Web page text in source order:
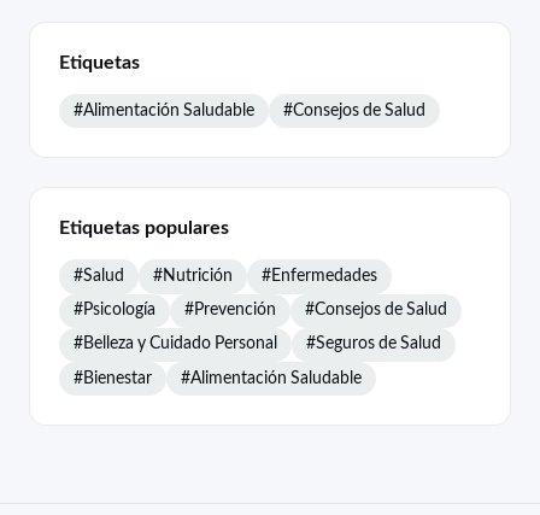
Etiquetas
#Alimentación Saludable #Consejos de Salud
Etiquetas populares
#Salud #Nutrición #Enfermedades
#Psicología #Prevención #Consejos de Salud
#Belleza y Cuidado Personal #Seguros de Salud
#Bienestar #Alimentación Saludable